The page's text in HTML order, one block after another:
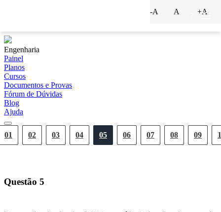
Engenharia
Painel
Planos
Cursos
Documentos e Provas
Fórum de Dúvidas
Blog
Ajuda
01 02 03 04 05 06 07 08 09
-A A +A
Questão 5